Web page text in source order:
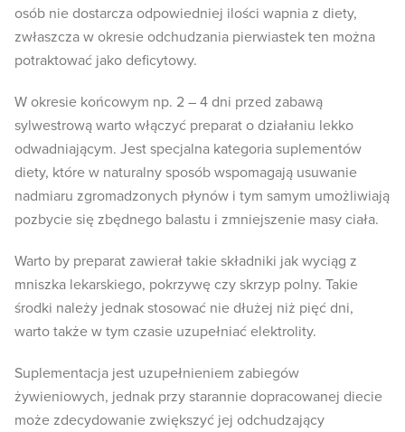
osób nie dostarcza odpowiedniej ilości wapnia z diety,
zwłaszcza w okresie odchudzania pierwiastek ten można
potraktować jako deficytowy.
W okresie końcowym np. 2 – 4 dni przed zabawą
sylwestrową warto włączyć preparat o działaniu lekko
odwadniającym. Jest specjalna kategoria suplementów
diety, które w naturalny sposób wspomagają usuwanie
nadmiaru zgromadzonych płynów i tym samym umożliwiają
pozbycie się zbędnego balastu i zmniejszenie masy ciała.
Warto by preparat zawierał takie składniki jak wyciąg z
mniszka lekarskiego, pokrzywę czy skrzyp polny. Takie
środki należy jednak stosować nie dłużej niż pięć dni,
warto także w tym czasie uzupełniać elektrolity.
Suplementacja jest uzupełnieniem zabiegów
żywieniowych, jednak przy starannie dopracowanej diecie
może zdecydowanie zwiększyć jej odchudzający